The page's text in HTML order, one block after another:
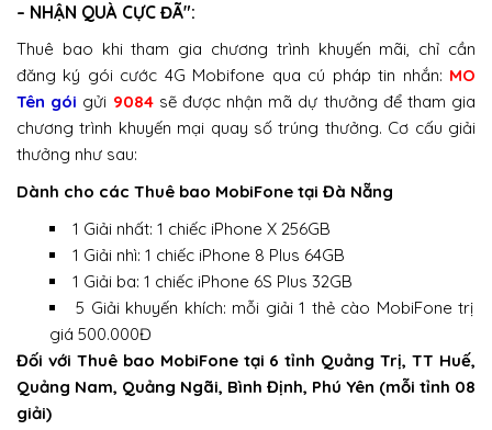
– NHẬN QUÀ CỰC ĐÃ":
Thuê bao khi tham gia chương trình khuyến mãi, chỉ cần
đăng ký gói cước 4G Mobifone qua cú pháp tin nhắn: MO
Tên gói gửi 9084 sẽ được nhận mã dự thưởng để tham gia
chương trình khuyến mại quay số trúng thưởng. Cơ cấu giải
thưởng như sau:
Dành cho các Thuê bao MobiFone tại Đà Nẵng
1 Giải nhất: 1 chiếc iPhone X 256GB
1 Giải nhì: 1 chiếc iPhone 8 Plus 64GB
1 Giải ba: 1 chiếc iPhone 6S Plus 32GB
5 Giải khuyến khích: mỗi giải 1 thẻ cào MobiFone trị
giá 500.000Đ
Đối với Thuê bao MobiFone tại 6 tỉnh Quảng Trị, TT Huế,
Quảng Nam, Quảng Ngãi, Bình Định, Phú Yên (mỗi tỉnh 08
giải)